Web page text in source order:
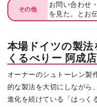
その他
お問い合わせ
を見た。とお
本場ドイツの製法
くるべりー 阿成
オーナーのシュトーレン製
的な製法を大切にしながら
進化を続けている「はっく